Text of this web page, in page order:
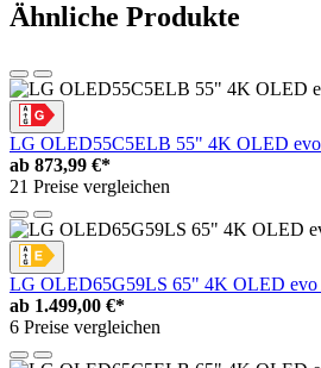
Ähnliche Produkte
LG OLED55C5ELB 55" 4K OLED
ab 873,99 €*
21 Preise vergleichen
LG OLED65G59LS 65" 4K OLED
ab 1.499,00 €*
6 Preise vergleichen